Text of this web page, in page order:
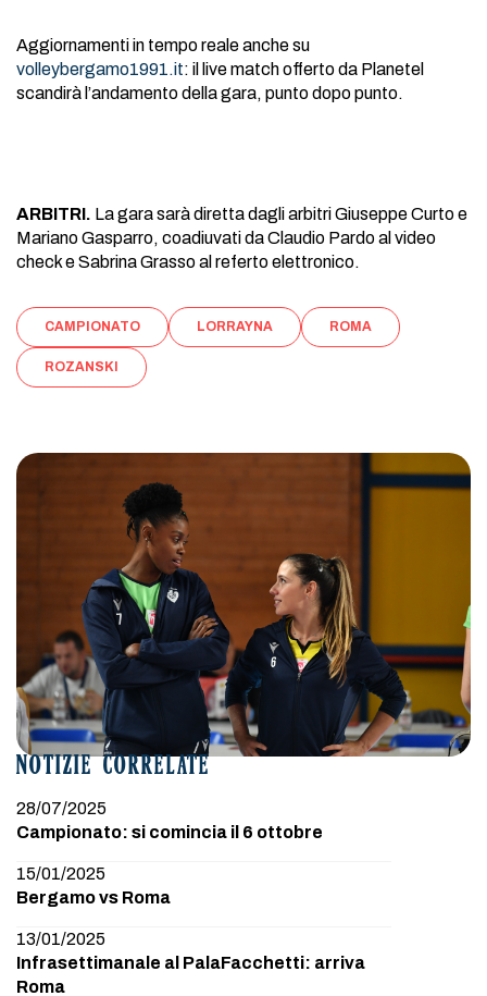
NOTIZIE CORRELATE
28/07/2025
Campionato: si comincia il 6 ottobre
15/01/2025
Bergamo vs Roma
13/01/2025
Infrasettimanale al PalaFacchetti: arriva
Roma
Aggiornamenti in tempo reale anche su
volleybergamo1991.it: il live match offerto da Planetel
scandirà l’andamento della gara, punto dopo punto.
ARBITRI. La gara sarà diretta dagli arbitri Giuseppe Curto e
Mariano Gasparro, coadiuvati da Claudio Pardo al video
check e Sabrina Grasso al referto elettronico.
CAMPIONATO LORRAYNA ROMA
ROZANSKI